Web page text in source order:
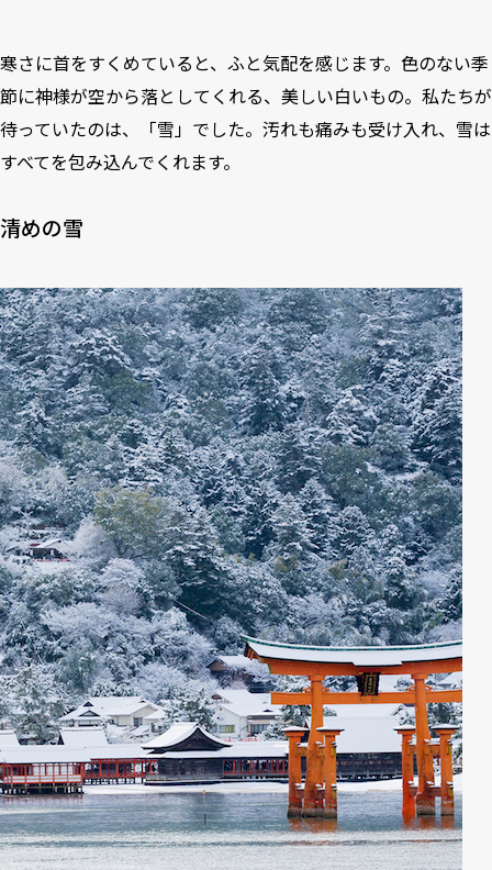
寒さに首をすくめていると、ふと気配を感じます。色のない季
節に神様が空から落としてくれる、美しい白いもの。私たちが
待っていたのは、「雪」でした。汚れも痛みも受け入れ、雪は
すべてを包み込んでくれます。
清めの雪